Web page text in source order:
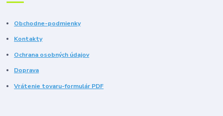
Obchodne-podmienky
Kontakty
Ochrana osobných údajov
Doprava
Vrátenie tovaru-formulár PDF